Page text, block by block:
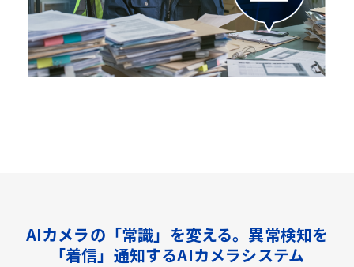
AIカメラの「常識」を変える。異常検知を
「着信」通知するAIカメラシステム